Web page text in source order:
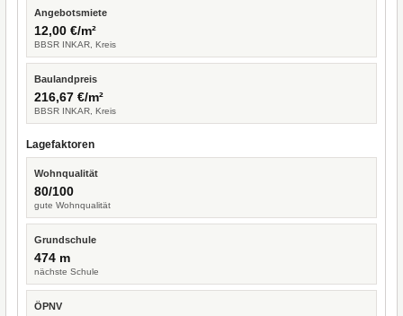
Angebotsmiete
12,00 €/m²
BBSR INKAR, Kreis
Baulandpreis
216,67 €/m²
BBSR INKAR, Kreis
Lagefaktoren
Wohnqualität
80/100
gute Wohnqualität
Grundschule
474 m
nächste Schule
ÖPNV